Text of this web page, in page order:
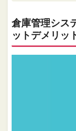
倉庫管理シス
ットデメリッ